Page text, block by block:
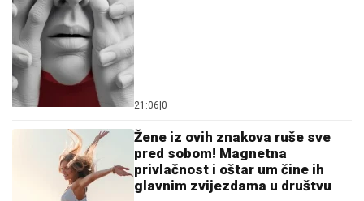
21:06 0
Žene iz ovih znakova ruše sve
pred sobom! Magnetna
privlačnost i oštar um čine ih
glavnim zvijezdama u društvu